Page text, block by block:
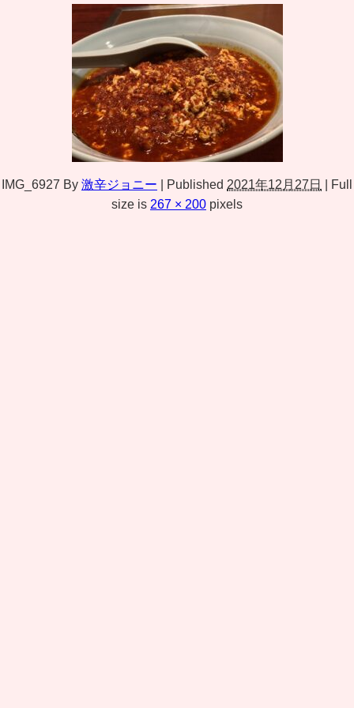
IMG_6927 By 激辛ジョニー Published 2021年12月27日
Full
size is 267 × 200 pixels